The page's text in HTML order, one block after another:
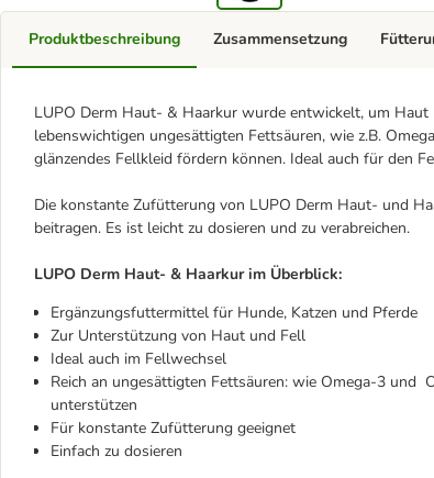
Produktbeschreibung
LUPO Derm Haut- & Haarkur wurde entwickelt, um
lebenswichtigen ungesättigten Fettsäuren, wie z.B.
glänzendes Fellkleid fördern können. Ideal auch für den
Die konstante Zufütterung von LUPO Derm Haut- und
beitragen. Es ist leicht zu dosieren und zu verabreichen.
LUPO Derm Haut- & Haarkur im Überblick:
Ergänzungsfuttermittel für Hunde, Katzen und Pferde
Zur Unterstützung von Haut und Fell
Ideal auch im Fellwechsel
Reich an ungesättigten Fettsäuren: wie Omega-3 und
unterstützen
Für konstante Zufütterung geeignet
Einfach zu dosieren
Zusammensetzung